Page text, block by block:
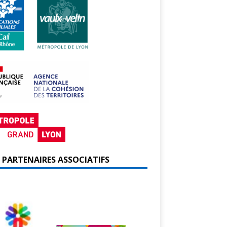
ASSOCIATIFS